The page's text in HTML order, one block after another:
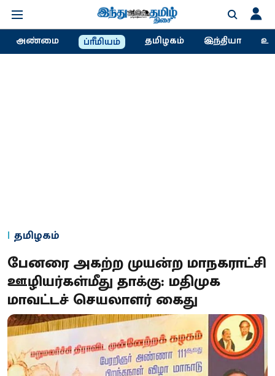
அண்மை ப்ரீமியம் தமிழகம் இந்தியா
தமிழகம்
பேனரை அகற்ற முயன்ற மாநகராட்சி
ஊழியர்கள்மீது தாக்கு: மதிமுக
மாவட்டச் செயலாளர் கைது